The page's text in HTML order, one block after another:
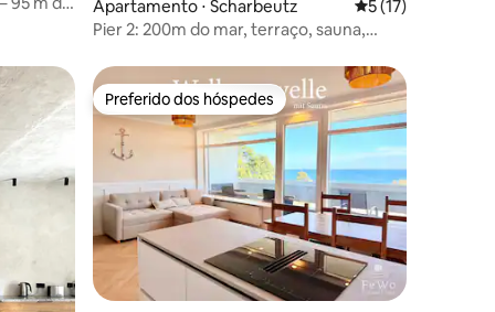
Apartamento ⋅ Scharbeutz 5 de uma
5 (17)
Pier 2: 200m do mar, terraço, sauna,
hóspedes Preferido dos hóspedes
Preferido dos hóspedes